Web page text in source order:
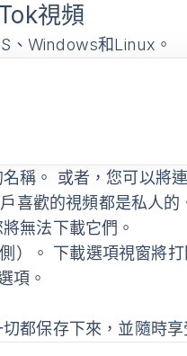
視頻
、Windows和Linux。
稱。 或者，您可以將
喜歡的視頻都是私人
無法下載它們。
）。 下載選項視窗將
項。
都保存下來，並隨時